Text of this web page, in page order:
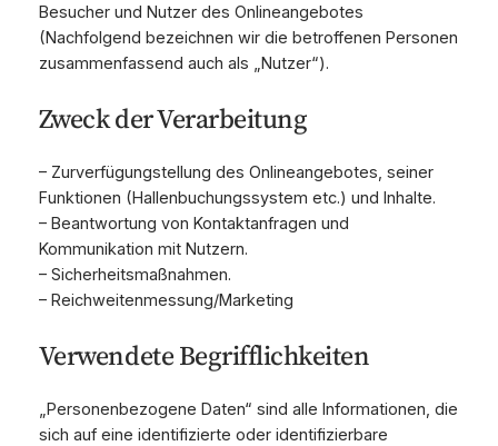
Besucher und Nutzer des Onlineangebotes
(Nachfolgend bezeichnen wir die betroffenen Personen
zusammenfassend auch als „Nutzer“).
Zweck der Verarbeitung
– Zurverfügungstellung des Onlineangebotes, seiner
Funktionen (Hallenbuchungssystem etc.) und Inhalte.
– Beantwortung von Kontaktanfragen und
Kommunikation mit Nutzern.
– Sicherheitsmaßnahmen.
– Reichweitenmessung/Marketing
Verwendete Begrifflichkeiten
„Personenbezogene Daten“ sind alle Informationen, die
sich auf eine identifizierte oder identifizierbare